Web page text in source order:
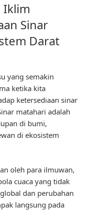
Iklim
Sinar
Darat
yang semakin
ketika kita
ketersediaan sinar
matahari adalah
di bumi,
di ekosistem
oleh para ilmuwan,
cuaca yang tidak
dan perubahan
langsung pada